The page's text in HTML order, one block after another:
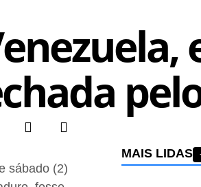
sábado (2)
MAIS LIDAS